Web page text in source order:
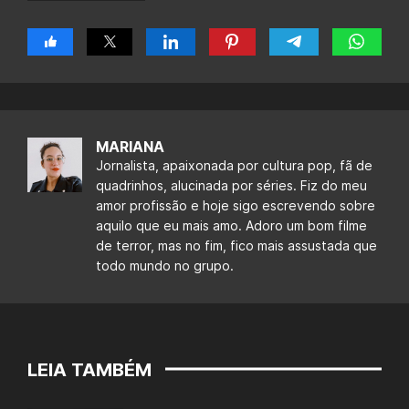
MARIANA
Jornalista, apaixonada por cultura pop, fã de
quadrinhos, alucinada por séries. Fiz do meu
amor profissão e hoje sigo escrevendo sobre
aquilo que eu mais amo. Adoro um bom filme
de terror, mas no fim, fico mais assustada que
todo mundo no grupo.
LEIA TAMBÉM